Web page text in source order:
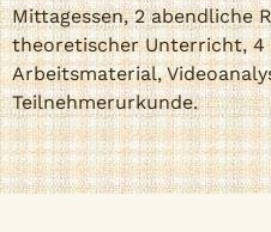
Mittagessen, 2 abendliche
theoretischer Unterricht, 4
Arbeitsmaterial,
Teilnehmerurkunde.